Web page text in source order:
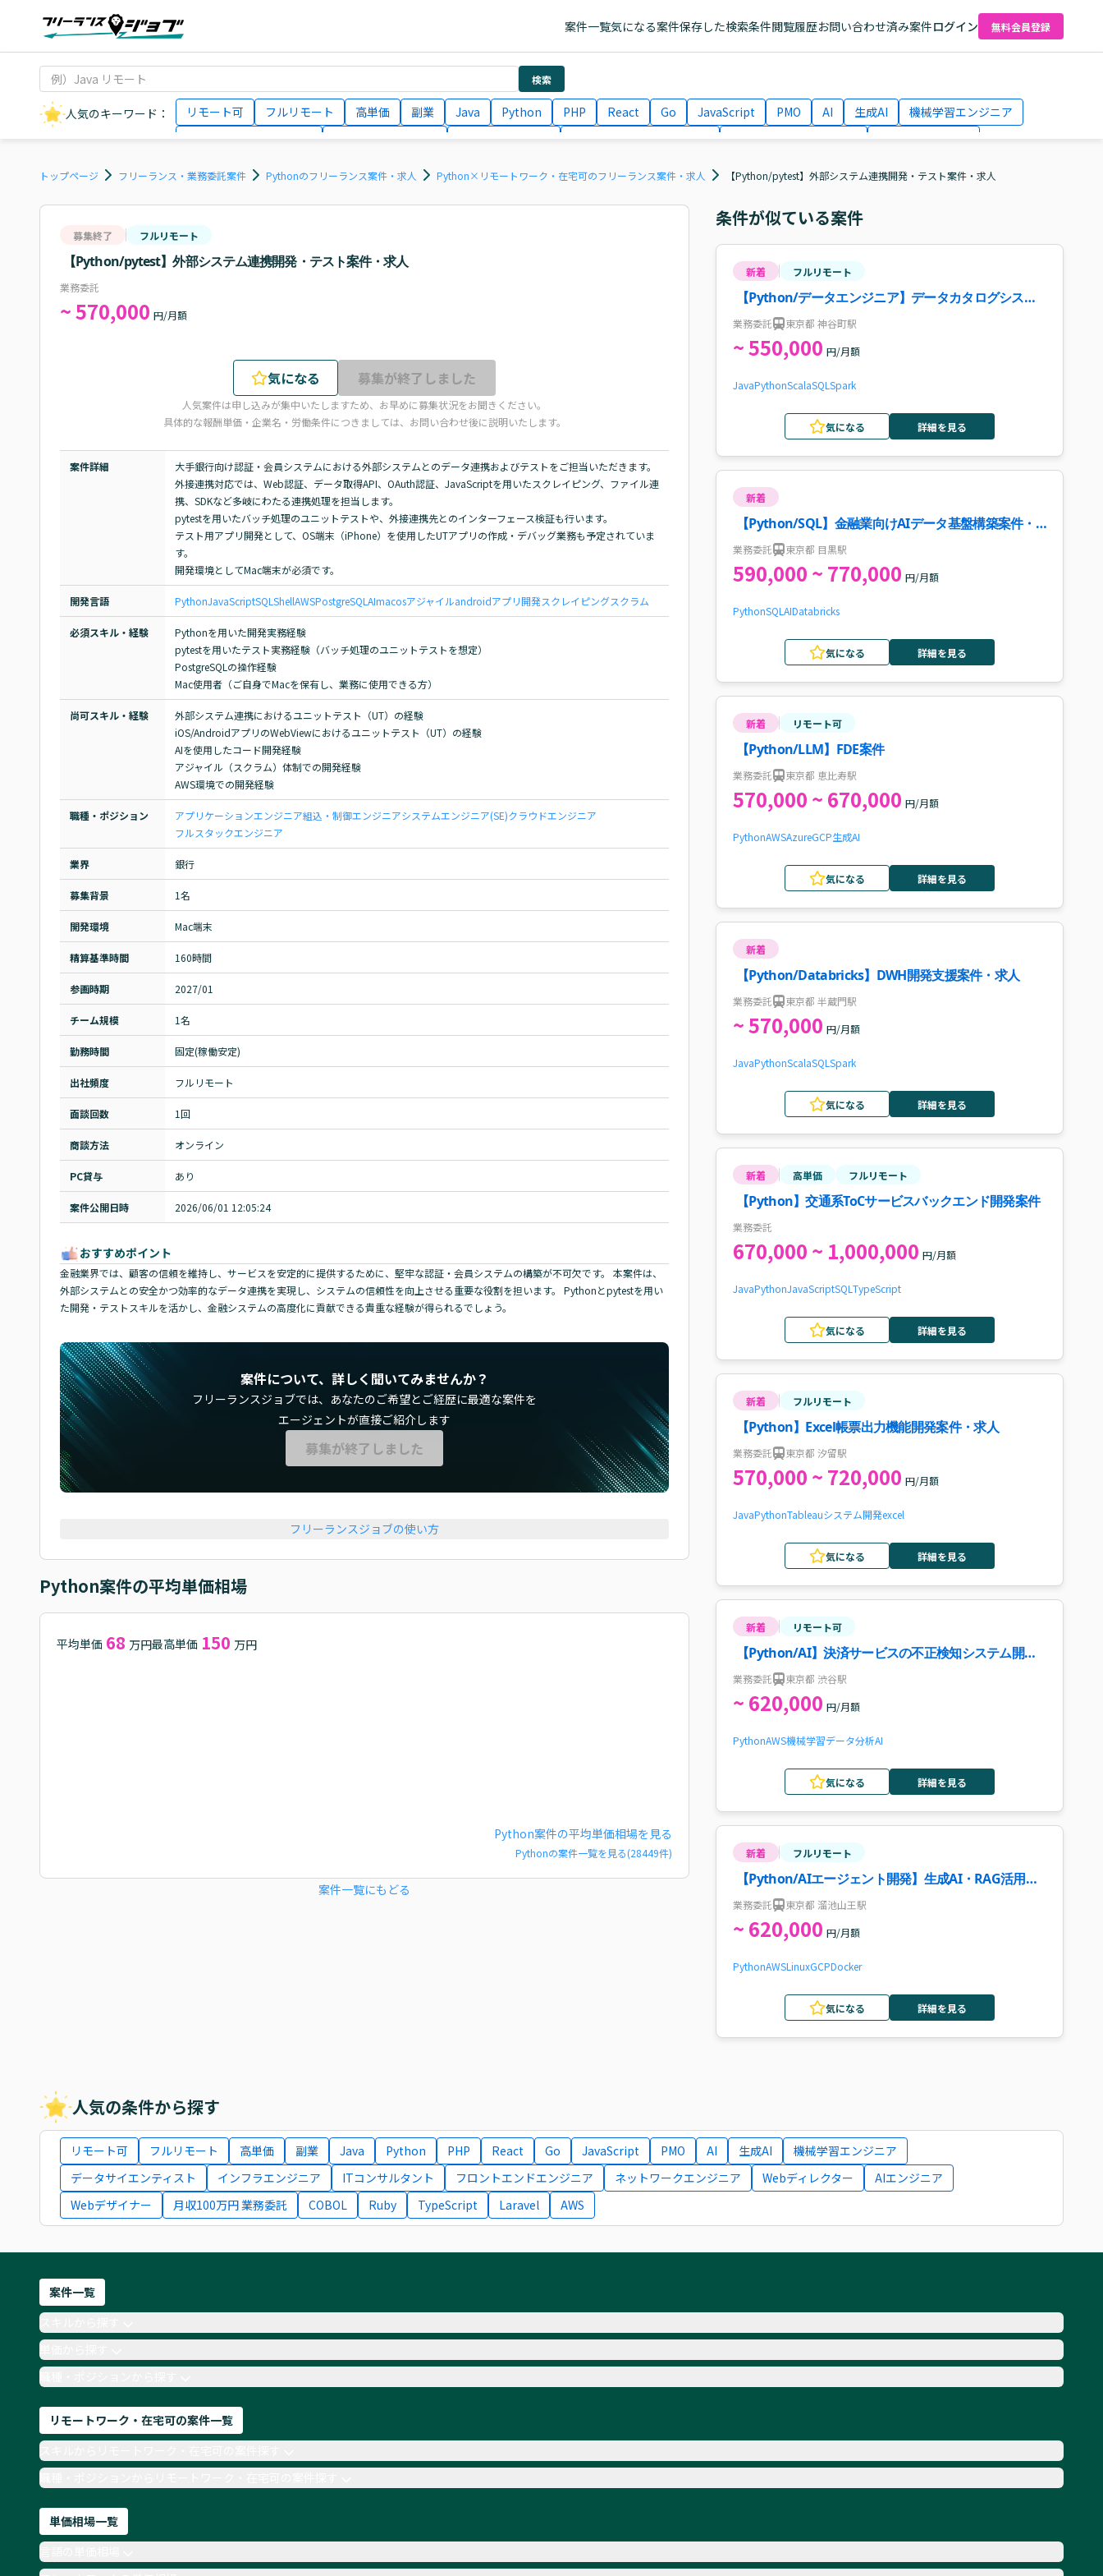
案件一覧気になる案件保存した検索条件閲覧履歴お問い合わせ済み案件ログイン 無料会員登録
検索
人気のキーワード： リモート可 フルリモート 高単価 副業 Java Python PHP React Go JavaScript PMO AI 生成AI
機械学習エンジニア
AIエンジニア
月収100万円 業務委託 Laravel
トップページ フリーランス・業務委託案件 Pythonのフリーランス案件・求人 Python×リモートワーク・在宅可のフリーランス案件・求人 【Python/pytest】外部システム連携開発・テスト案件・求人
募集終了 フルリモート
【Python/pytest】外部システム連携開発・テスト案件・求人
業務委託
~ 570,000 円/月額
気になる 募集が終了しました
人気案件は申し込みが集中いたしますため、お早めに募集状況をお聞きください。
具体的な報酬単価・企業名・労働条件につきましては、お問い合わせ後に説明いたします。
案件詳細
大手銀行向け認証・会員システムにおける外部システムとのデータ連携およびテストをご担当いただきます。
外接連携対応では、Web認証、データ取得API、OAuth認証、JavaScriptを用いたスクレイピング、ファイル連
携、SDKなど多岐にわたる連携処理を担当します。
pytestを用いたバッチ処理のユニットテストや、外接連携先とのインターフェース検証も行います。
テスト用アプリ開発として、OS端末（iPhone）を使用したUTアプリの作成・デバッグ業務も予定されていま
す。
開発環境としてMac端末が必須です。
開発言語 PythonJavaScriptSQL ShellAWSPostgreSQL AImacosアジャイルandroidアプリ開発スクレイピングスクラム
必須スキル・経験
Pythonを用いた開発実務経験
pytestを用いたテスト実務経験（バッチ処理のユニットテストを想定）
PostgreSQLの操作経験
Mac使用者（ご自身でMacを保有し、業務に使用できる方）
尚可スキル・経験
外部システム連携におけるユニットテスト（UT）の経験
iOS/AndroidアプリのWebViewにおけるユニットテスト（UT）の経験
AIを使用したコード開発経験
アジャイル（スクラム）体制での開発経験
AWS環境での開発経験
職種・ポジション アプリケーションエンジニア組込・制御エンジニアシステムエンジニア(SE)クラウドエンジニア
フルスタックエンジニア
業界 銀行
募集背景 1名
開発環境 Mac端末
精算基準時間 160時間
参画時期 2027/01
チーム規模 1名
勤務時間 固定(稼働安定)
出社頻度 フルリモート
面談回数 1回
商談方法 オンライン
PC貸与 あり
案件公開日時 2026/06/01 12:05:24
おすすめポイント
金融業界では、顧客の信頼を維持し、サービスを安定的に提供するために、堅牢な認証・会員システムの構築が不可欠です。 本案件は、
外部システムとの安全かつ効率的なデータ連携を実現し、システムの信頼性を向上させる重要な役割を担います。 Pythonとpytestを用い
た開発・テストスキルを活かし、金融システムの高度化に貢献できる貴重な経験が得られるでしょう。
案件について、詳しく聞いてみませんか？
フリーランスジョブでは、 あなたのご希望とご経歴に最適な案件を
エージェントが直接ご紹介します
募集が終了しました
フリーランスジョブの使い方
Python案件の平均単価相場
平均単価 68 万円最高単価 150 万円
Python案件の平均単価相場を見る
Pythonの案件一覧を見る(28449件)
案件一覧にもどる
条件が似ている案件
新着 フルリモート
【Python/データエンジニア】データカタログシステ
ム保守開発・共通データセット整備案件
業務委託 東京都 神谷町駅
~ 550,000 円/月額
JavaPythonScalaSQL Spark
気になる 詳細を見る
新着
【Python/SQL】金融業向けAIデータ基盤構築案件・
求人
業務委託 東京都 目黒駅
590,000 ~ 770,000 円/月額
PythonSQL AIDatabricks
気になる 詳細を見る
新着 リモート可
【Python/LLM】FDE案件
業務委託 東京都 恵比寿駅
570,000 ~ 670,000 円/月額
PythonAWSAzureGCP生成AI
気になる 詳細を見る
新着
【Python/Databricks】DWH開発支援案件・求人
業務委託 東京都 半蔵門駅
~ 570,000 円/月額
JavaPythonScalaSQL Spark
気になる 詳細を見る
新着 高単価 フルリモート
【Python】交通系ToCサービスバックエンド開発案件
業務委託
670,000 ~ 1,000,000 円/月額
JavaPythonJavaScriptSQL TypeScript
気になる 詳細を見る
新着 フルリモート
【Python】Excel帳票出力機能開発案件・求人
業務委託 東京都 汐留駅
570,000 ~ 720,000 円/月額
JavaPythonTableauシステム開発excel
気になる 詳細を見る
新着 リモート可
【Python/AI】決済サービスの不正検知システム開
発・運用案件・求人
業務委託 東京都 渋谷駅
~ 620,000 円/月額
PythonAWS機械学習データ分析AI
気になる 詳細を見る
新着 フルリモート
【Python/AIエージェント開発】生成AI・RAG活用案
件・求人
業務委託 東京都 溜池山王駅
~ 620,000 円/月額
PythonAWSLinuxGCPDocker
気になる 詳細を見る
人気の条件から探す
リモート可 フルリモート 高単価 副業 Java Python PHP React Go JavaScript PMO AI 生成AI
機械学習エンジニア
データサイエンティスト
インフラエンジニア ITコンサルタント フロントエンドエンジニア ネットワークエンジニア Webディレクター
AIエンジニア
Webデザイナー
月収100万円 業務委託 COBOL Ruby TypeScript Laravel AWS
案件一覧
単価から探す
職種・ポジションから探す
リモートワーク・在宅可の案件一覧
職種・ポジションからリモートワーク・在宅可の案件探す
単価相場一覧